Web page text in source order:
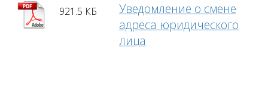
921.5 КБ
Уведомление о смене
адреса юридического
лица